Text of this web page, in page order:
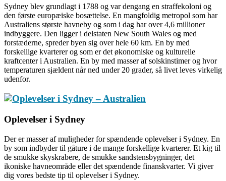
Sydney blev grundlagt i 1788 og var dengang en straffekoloni og
den første europæiske bosættelse. En mangfoldig metropol som har
Australiens største havneby og som i dag har over 4,6 millioner
indbyggere. Den ligger i delstaten New South Wales og med
forstæderne, spreder byen sig over hele 60 km. En by med
forskellige kvarterer og som er det økonomiske og kulturelle
kraftcenter i Australien. En by med masser af solskinstimer og hvor
temperaturen sjældent når ned under 20 grader, så livet leves virkelig
udenfor.
Oplevelser i Sydney
Der er masser af muligheder for spændende oplevelser i Sydney. En
by som indbyder til gåture i de mange forskellige kvarterer. Et kig til
de smukke skyskrabere, de smukke sandstensbygninger, det
ikoniske havneområde eller det spændende finanskvarter. Vi giver
dig vores bedste tip til oplevelser i Sydney.